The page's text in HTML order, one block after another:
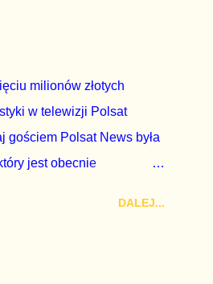
milionów złotych
w telewizji Polsat
gościem Polsat News była
jest obecnie
DALEJ...